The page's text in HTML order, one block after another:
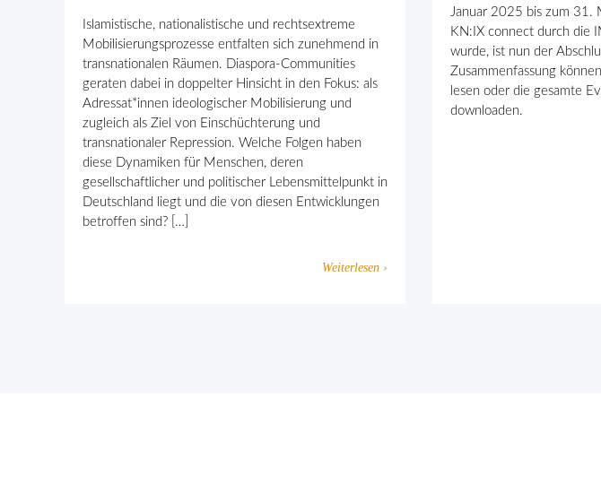
Islamistische, nationalistische und rechtsextreme
Mobilisierungsprozesse entfalten sich zunehmend in
transnationalen Räumen. Diaspora-Communities
geraten dabei in doppelter Hinsicht in den Fokus: als
Adressat*innen ideologischer Mobilisierung und
zugleich als Ziel von Einschüchterung und
transnationaler Repression. Welche Folgen haben
diese Dynamiken für Menschen, deren
gesellschaftlicher und politischer Lebensmittelpunkt in
Deutschland liegt und die von diesen Entwicklungen
betroffen sind? […]
Weiterlesen ›
Januar 2025 bis zum 31.
KN:IX connect durch die
wurde, ist nun der
Zusammenfassung
lesen oder die gesamte
downloaden.